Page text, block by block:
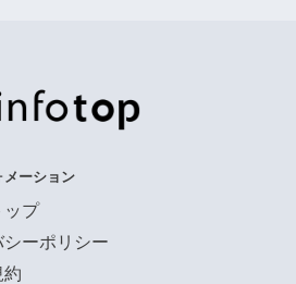
メーション
ップ
シーポリシー
約